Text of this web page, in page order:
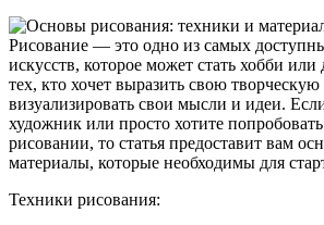
Рисование — это одно из самых
искусств, которое может стать хобби
тех, кто хочет выразить свою
визуализировать свои мысли и идеи.
художник или просто хотите
рисовании, то статья предоставит вам
материалы, которые необходимы для
Техники рисования: